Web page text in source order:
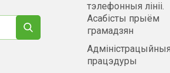
тэлефонныя лініі.
Асабісты прыём
грамадзян
Адміністрацыйныя
працэдуры